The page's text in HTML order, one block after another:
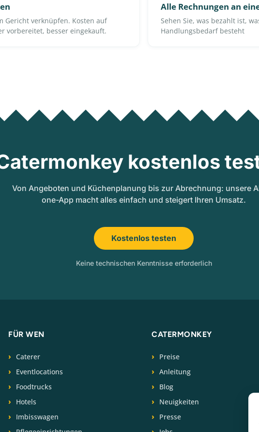
Gericht verknüpfen. Kosten auf
vorbereitet, besser eingekauft.
Alle Rechnungen an
Sehen Sie, was bezahlt ist,
Handlungsbedarf besteht
kostenlos
Von Angeboten und Küchenplanung bis zur Abrechnung: unsere
one-App macht alles einfach und steigert Ihren Umsatz.
Kostenlos testen
Keine technischen Kenntnisse erforderlich
FÜR WEN
Caterer
Eventlocations
Foodtrucks
Hotels
Imbisswagen
CATERMONKEY
Preise
Anleitung
Blog
Neuigkeiten
Presse